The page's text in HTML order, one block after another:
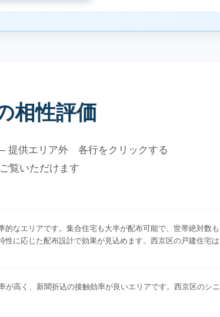
相性評価
供エリア外 各行をクリックする
覧いただけます
的なエリアです。集合住宅も大半が配布可能で、世帯絶対数も
性に応じた配布設計で効果が見込めます。西京区の戸建住宅は
が高く、新聞折込の接触効率が良いエリアです。西京区のシニ